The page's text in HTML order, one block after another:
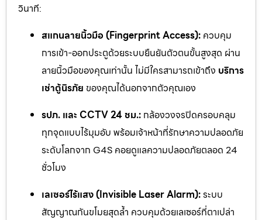
วินาที:
สแกนลายนิ้วมือ (Fingerprint Access): ควบคุม
การเข้า-ออกประตูด้วยระบบยืนยันตัวตนขั้นสูงสุด ผ่าน
ลายนิ้วมือของคุณเท่านั้น ไม่มีใครสามารถเข้าถึง บริการ
เช่าตู้นิรภัย ของคุณได้นอกจากตัวคุณเอง
รปภ. และ CCTV 24 ชม.: กล้องวงจรปิดครอบคลุม
ทุกจุดแบบไร้มุมอับ พร้อมเจ้าหน้าที่รักษาความปลอดภัย
ระดับโลกจาก G4S คอยดูแลความปลอดภัยตลอด 24
ชั่วโมง
เลเซอร์ไร้แสง (Invisible Laser Alarm):ระบบ
สัญญาณกันขโมยสุดล้ำ ควบคุมด้วยเลเซอร์ที่ตาเปล่า